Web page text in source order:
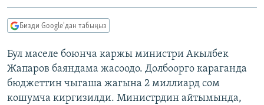
ДАНИСТЕ
АЗАТТЫК+
ОНЛАЙН ШЕРИНЕ
Бизди Google'дан табыңыз
Бул маселе боюнча каржы министри Акылбек
Жапаров баяндама жасоодо. Долбоорго караганда
бюджеттин чыгаша жагына 2 миллиард сом
кошумча киргизилди. Министрдин айтымында,